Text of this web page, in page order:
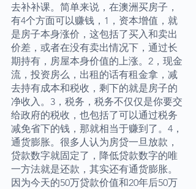
去补补课。简单来说，在澳洲买房子，
有4个方面可以赚钱，1，资本增值，就
是房子本身涨价，这包括了买入和卖出
价差，或者在没有卖出情况下，通过长
期持有，房屋本身价值的上涨。2，现金
流，投资房么，出租的话有租金拿，减
去持有成本和税收，剩下的就是房子的
净收入。3，税务，税务不仅仅是你要交
给政府的税收，也包括了可以通过税务
减免省下的钱，那就相当于赚到了。4，
通货膨胀。很多人认为房贷一旦放款，
贷款数字就固定了，降低贷款数字的唯
一方法就是还款，其实还有通货膨胀。
因为今天的50万贷款价值和20年后50万